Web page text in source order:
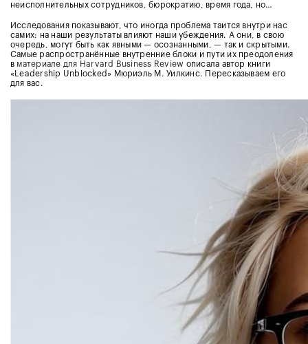
неисполнительных сотрудников, бюрократию, время года, но…
Исследования показывают, что иногда проблема таится внутри нас
самих: на наши результаты влияют наши убеждения. А они, в свою
очередь, могут быть как явными — осознанными, — так и скрытыми.
Самые распространённые внутренние блоки и пути их преодоления
в материале для Harvard Business Review описала автор книги
«Leadership Unblocked» Мюриэль М. Уилкинс. Пересказываем его
для вас.